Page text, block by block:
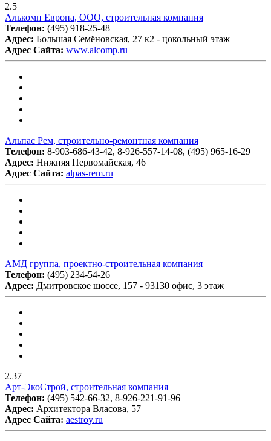
2.5
Алькомп Европа, ООО, строительная компания
Телефон: (495) 918-25-48
Адрес: Большая Семёновская, 27 к2 - цокольный этаж
Адрес Сайта: www.alcomp.ru
Альпас Рем, строительно-ремонтная компания
Телефон: 8-903-686-43-42, 8-926-557-14-08, (495) 965-16-29
Адрес: Нижняя Первомайская, 46
Адрес Сайта: alpas-rem.ru
АМД группа, проектно-строительная компания
Телефон: (495) 234-54-26
Адрес: Дмитровское шоссе, 157 - 93130 офис, 3 этаж
2.37
Арт-ЭкоСтрой, строительная компания
Телефон: (495) 542-66-32, 8-926-221-91-96
Адрес: Архитектора Власова, 57
Адрес Сайта: aestroy.ru